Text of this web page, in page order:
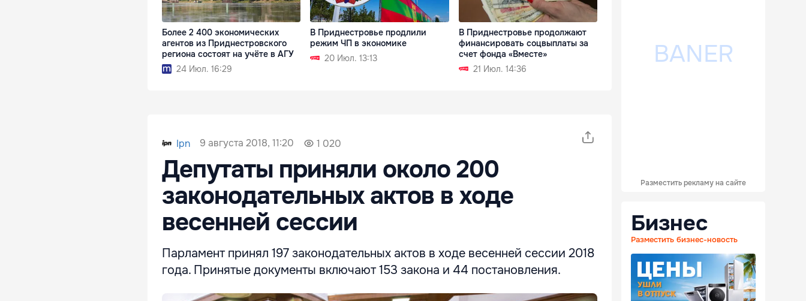
Более 2 400 экономических
агентов из Приднестровского
региона состоят на учёте в АГУ
24 Июл. 16:29
В Приднестровье продлили
режим ЧП в экономике
20 Июл. 13:13
В Приднестровье продолжают
финансировать соцвыплаты за
счет фонда «Вместе»
21 Июл. 14:36
Ipn 9 августа 2018, 11:20 1 020
Депутаты приняли около 200
законодательных актов в ходе
весенней сессии
Парламент принял 197 законодательных актов в ходе весенней сессии 2018
года. Принятые документы включают 153 закона и 44 постановления.
Разместить рекламу на сайте
Бизнес
Разместить бизнес-новость